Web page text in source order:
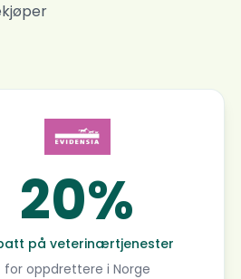
20%
på veterinærtjenester
for oppdrettere i Norge